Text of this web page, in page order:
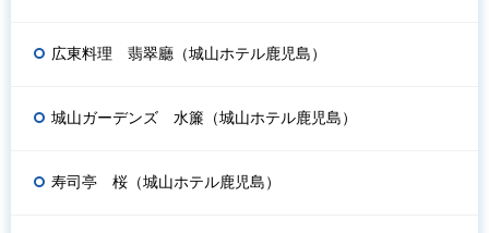
広東料理 翡翠廳（城山ホテル鹿児島）
城山ガーデンズ 水簾（城山ホテル鹿児島）
寿司亭 桜（城山ホテル鹿児島）